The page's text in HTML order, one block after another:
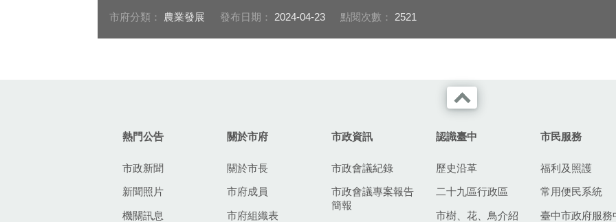
市府分類： 農業發展 發布日期： 2024-04-23 點閱次數： 2521
熱門公告
市政新聞
新聞照片
機關訊息
關於市府
關於市長
市府成員
市府組織表
市政資訊
市政會議紀錄
市政會議專案報告
簡報
認識臺中
歷史沿革
二十九區行政區
市樹、花、鳥介紹
市民服務
福利及照護
常用便民系統
臺中市政府服務